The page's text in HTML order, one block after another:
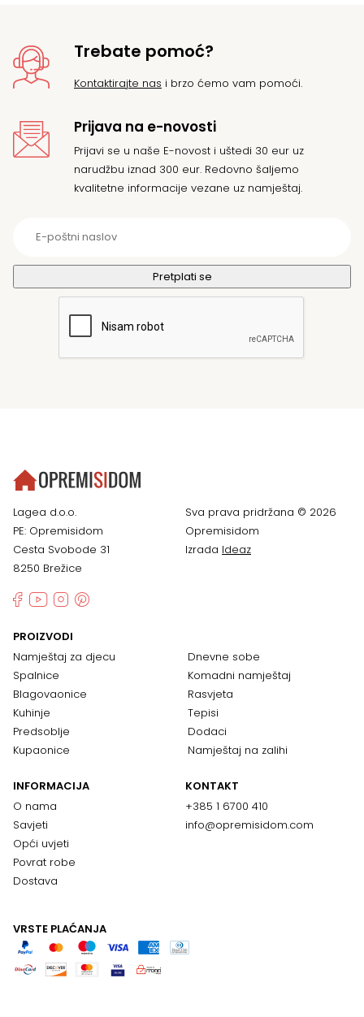
Trebate pomoć?
Kontaktirajte nas i brzo ćemo vam pomoći.
Prijava na e-novosti
Prijavi se u naše E-novost i uštedi 30 eur uz
narudžbu iznad 300 eur. Redovno šaljemo
kvalitetne informacije vezane uz namještaj.
Lagea d.o.o.
PE: Opremisidom
Cesta Svobode 31
8250 Brežice
Sva prava pridržana © 2026
Opremisidom
Izrada Ideaz
PROIZVODI
Namještaj za djecu
Spalnice
Blagovaonice
Kuhinje
Predsoblje
Kupaonice
Dnevne sobe
Komadni namještaj
Rasvjeta
Tepisi
Dodaci
Namještaj na zalihi
INFORMACIJA
O nama
Savjeti
Opći uvjeti
Povrat robe
Dostava
KONTAKT
+385 1 6700 410
info@opremisidom.com
VRSTE PLAĆANJA